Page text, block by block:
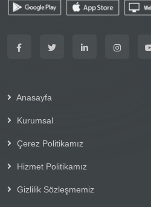
Anasayfa
Kurumsal
Çerez Politikamız
Hizmet Politikamız
Gizlilik Sözleşmemiz